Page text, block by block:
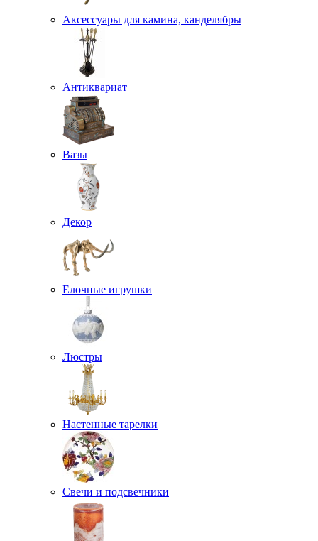
Аксессуары для камина, канделябры
Антиквариат
Вазы
Декор
Елочные игрушки
Люстры
Настенные тарелки
Свечи и подсвечники